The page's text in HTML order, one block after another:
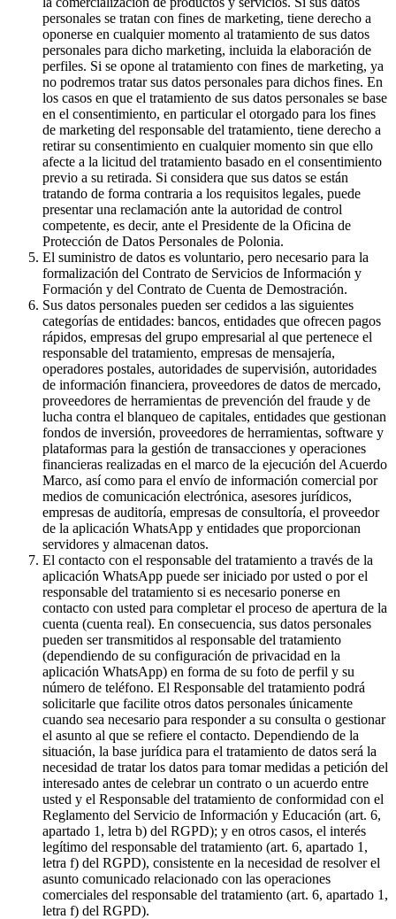
personales se tratan con fines de marketing, tiene derecho a
oponerse en cualquier momento al tratamiento de sus datos
personales para dicho marketing, incluida la elaboración de
perfiles. Si se opone al tratamiento con fines de marketing, ya
no podremos tratar sus datos personales para dichos fines. En
los casos en que el tratamiento de sus datos personales se base
en el consentimiento, en particular el otorgado para los fines
de marketing del responsable del tratamiento, tiene derecho a
retirar su consentimiento en cualquier momento sin que ello
afecte a la licitud del tratamiento basado en el consentimiento
previo a su retirada. Si considera que sus datos se están
tratando de forma contraria a los requisitos legales, puede
presentar una reclamación ante la autoridad de control
competente, es decir, ante el Presidente de la Oficina de
Protección de Datos Personales de Polonia.
El suministro de datos es voluntario, pero necesario para la
formalización del Contrato de Servicios de Información y
Formación y del Contrato de Cuenta de Demostración.
Sus datos personales pueden ser cedidos a las siguientes
categorías de entidades: bancos, entidades que ofrecen pagos
rápidos, empresas del grupo empresarial al que pertenece el
responsable del tratamiento, empresas de mensajería,
operadores postales, autoridades de supervisión, autoridades
de información financiera, proveedores de datos de mercado,
proveedores de herramientas de prevención del fraude y de
lucha contra el blanqueo de capitales, entidades que gestionan
fondos de inversión, proveedores de herramientas, software y
plataformas para la gestión de transacciones y operaciones
financieras realizadas en el marco de la ejecución del Acuerdo
Marco, así como para el envío de información comercial por
medios de comunicación electrónica, asesores jurídicos,
empresas de auditoría, empresas de consultoría, el proveedor
de la aplicación WhatsApp y entidades que proporcionan
servidores y almacenan datos.
El contacto con el responsable del tratamiento a través de la
aplicación WhatsApp puede ser iniciado por usted o por el
responsable del tratamiento si es necesario ponerse en
contacto con usted para completar el proceso de apertura de la
cuenta (cuenta real). En consecuencia, sus datos personales
pueden ser transmitidos al responsable del tratamiento
(dependiendo de su configuración de privacidad en la
aplicación WhatsApp) en forma de su foto de perfil y su
número de teléfono. El Responsable del tratamiento podrá
solicitarle que facilite otros datos personales únicamente
cuando sea necesario para responder a su consulta o gestionar
el asunto al que se refiere el contacto. Dependiendo de la
situación, la base jurídica para el tratamiento de datos será la
necesidad de tratar los datos para tomar medidas a petición del
interesado antes de celebrar un contrato o un acuerdo entre
usted y el Responsable del tratamiento de conformidad con el
Reglamento del Servicio de Información y Educación (art. 6,
apartado 1, letra b) del RGPD); y en otros casos, el interés
legítimo del responsable del tratamiento (art. 6, apartado 1,
letra f) del RGPD), consistente en la necesidad de resolver el
asunto comunicado relacionado con las operaciones
comerciales del responsable del tratamiento (art. 6, apartado 1,
letra f) del RGPD).